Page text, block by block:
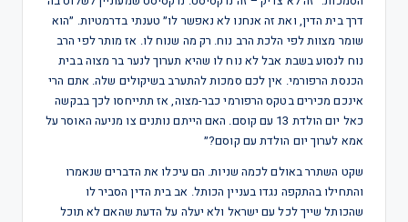
דרך בית הדין, ואת זה אנחנו לא נאפשר לו״ טענתי בדרמטיות. ״הוא
שומר מצוות לפי הלכת הרב נוח. רק מה שנוח לו. אז מותר לפי הרב
נוח לנסוע בשבת אבל לא נוח לו שהיא תערוך לנער בר מצוה בבית
הכנסת הרפורמי. אין לכם סמכות להתערב בשיקולים שלה. אתם הרי
אינכם מכירים בטקס הרפורמי כבר-מצוה, אז תתייחסו לכך בבקשה
כאל יום הולדת 13 עם קוסם. האם הייתם נותנים צו מניעה האוסר על
אמא לערוך יום הולדת עם קוסם?״
שקט השתרר באולם לכמה שניות. הם עיכלו את הדברים שנאמרו
והתחילו בהתקפה נגדו בעניין הכותל. אב בית הדין הסביר לו
שהכותל שייך לכל עם ישראל ולא יעלה על הדעת שהאם לא תוכל